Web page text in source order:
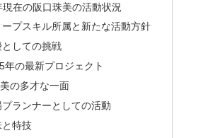
現在の阪口珠美の活動状況
ープスキル所属と新たな活動方針
としての挑戦
年の最新プロジェクト
の多才な一面
プランナーとしての活動
と特技